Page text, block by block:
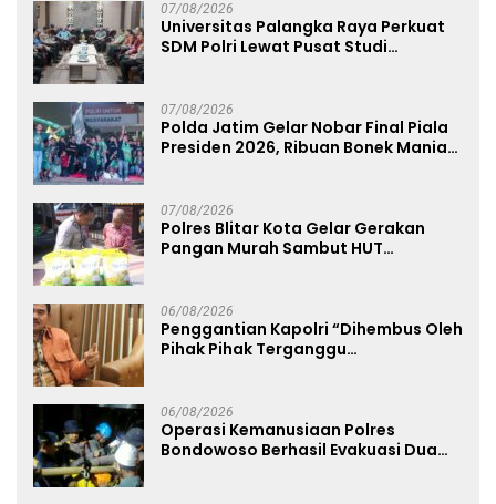
07/08/2026
Universitas Palangka Raya Perkuat
SDM Polri Lewat Pusat Studi
07/08/2026
Polda Jatim Gelar Nobar Final Piala
Presiden 2026, Ribuan Bonek Mania
07/08/2026
Polres Blitar Kota Gelar Gerakan
Pangan Murah Sambut HUT
06/08/2026
Penggantian Kapolri “Dihembus Oleh
Pihak Pihak Terganggu
06/08/2026
Operasi Kemanusiaan Polres
Bondowoso Berhasil Evakuasi Dua